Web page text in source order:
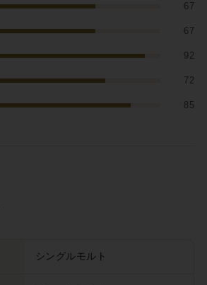
67
67
92
72
85
シングルモルト